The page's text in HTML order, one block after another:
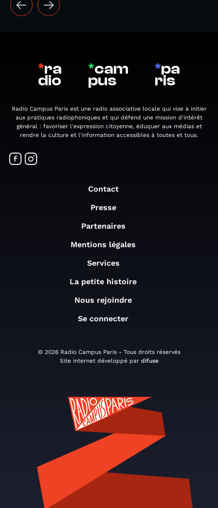
*ra
dio
*cam
pus
*pa
ris
Radio Campus Paris est une radio associative locale qui vise à initier
aux pratiques radiophoniques et qui défend une mission d'intérêt
général : favoriser l'expression citoyenne, éduquer aux médias et
rendre la culture et l'information accessibles à toutes et tous.
Contact
Presse
Partenaires
Mentions légales
Services
La petite histoire
Nous rejoindre
Se connecter
© 2026 Radio Campus Paris - Tous droits réservés
Site internet développé par difuse